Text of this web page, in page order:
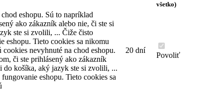
Telefón: +421 2 4445 2222
Email: predajna@domhodinmax.sk
Nájdete nás na
Facebook
Youtube
Instagram
všetko)
eshopu. Sú to napríklad
ako zákazník alebo nie, či ste si
ste si zvolili, ... Čiže čisto
eshopu. Tieto cookies sa nikomu
cookies nevyhnuté na chod eshopu.
či ste prihlásený ako zákazník
do košíka, aký jazyk ste si zvolili, ...
eshopu. Tieto cookies sa
20 dní
Povoliť